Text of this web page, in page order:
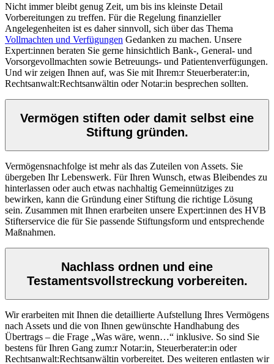
Nicht immer bleibt genug Zeit, um bis ins kleinste Detail
Vorbereitungen zu treffen. Für die Regelung finanzieller
Angelegenheiten ist es daher sinnvoll, sich über das Thema
Vollmachten und Verfügungen Gedanken zu machen. Unsere
Expert:innen beraten Sie gerne hinsichtlich Bank-, General- und
Vorsorgevollmachten sowie Betreuungs- und Patientenverfügungen.
Und wir zeigen Ihnen auf, was Sie mit Ihrem:r Steuerberater:in,
Rechtsanwalt:Rechtsanwältin oder Notar:in besprechen sollten.
Vermögen stiften oder damit selbst eine
Stiftung gründen.
Vermögensnachfolge ist mehr als das Zuteilen von Assets. Sie
übergeben Ihr Lebenswerk. Für Ihren Wunsch, etwas Bleibendes zu
hinterlassen oder auch etwas nachhaltig Gemeinnütziges zu
bewirken, kann die Gründung einer Stiftung die richtige Lösung
sein. Zusammen mit Ihnen erarbeiten unsere Expert:innen des HVB
Stifterservice die für Sie passende Stiftungsform und entsprechende
Maßnahmen.
Nachlass ordnen und eine
Testamentsvollstreckung vorbereiten.
Wir erarbeiten mit Ihnen die detaillierte Aufstellung Ihres Vermögens
nach Assets und die von Ihnen gewünschte Handhabung des
Übertrags – die Frage „Was wäre, wenn…“ inklusive. So sind Sie
bestens für Ihren Gang zum:r Notar:in, Steuerberater:in oder
Rechtsanwalt:Rechtsanwältin vorbereitet. Des weiteren entlasten wir